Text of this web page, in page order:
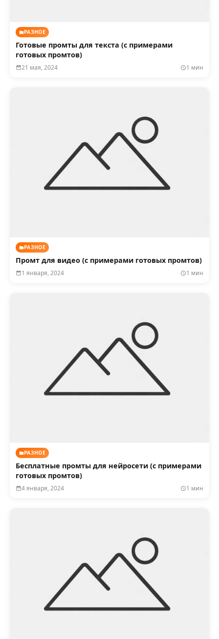
РАЗНОЕ
Готовые промты для текста (с примерами
готовых промтов)
21 мая, 2024 1 мин
РАЗНОЕ
Промт для видео (с примерами готовых промтов)
1 января, 2024 1 мин
РАЗНОЕ
Бесплатные промты для нейросети (с примерами
готовых промтов)
4 января, 2024 1 мин